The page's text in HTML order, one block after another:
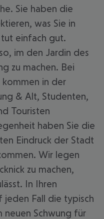
Sie haben die
was Sie in
einfach gut.
im den Jardin des
zu machen. Bei
in der
& Alt, Studenten,
Touristen
haben Sie die
Eindruck der Stadt
Wir legen
zu machen,
In Ihren
jeden Fall die typisch
neuen Schwung für